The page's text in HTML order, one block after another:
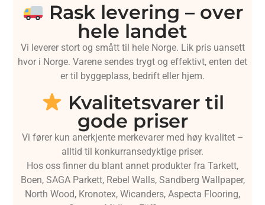
Rask levering – over
hele landet
Vi leverer stort og smått til hele Norge. Lik pris uansett
hvor i Norge. Varene sendes trygt og effektivt, enten det
er til byggeplass, bedrift eller hjem.
Kvalitetsvarer til
gode priser
Vi fører kun anerkjente merkevarer med høy kvalitet –
alltid til konkurransedyktige priser.
Hos oss finner du blant annet produkter fra Tarkett,
Boen, SAGA Parkett, Rebel Walls, Sandberg Wallpaper,
North Wood, Kronotex, Wicanders, Aspecta Flooring,